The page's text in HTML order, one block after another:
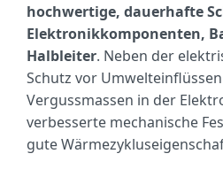
hochwertige, dauerhafte
Elektronikkomponenten,
Halbleiter. Neben der
Schutz vor
Vergussmassen in der
verbesserte mechanische
gute